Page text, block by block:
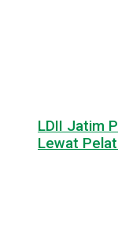
LDII Jatim
Lewat